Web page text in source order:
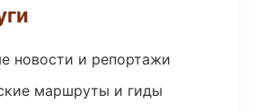
новости и репортажи
маршруты и гиды